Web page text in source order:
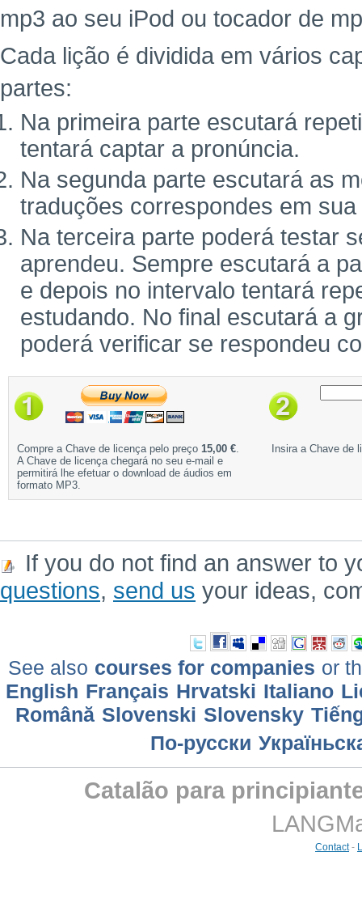
mp3 ao seu iPod ou tocador de
Cada lição é dividida em vários
partes:
Na primeira parte escutará
tentará captar a pronúncia.
Na segunda parte escutará as
traduções correspondes em
Na terceira parte poderá testar
aprendeu. Sempre escutará a
e depois no intervalo tentará
estudando. No final escutará a
poderá verificar se respondeu
Compre a Chave de licença pelo preço 15,00 €.
A Chave de licença chegará no seu e-mail e
permitirá lhe efetuar o download de áudios em
formato MP3.
Insira a Chave de
If you do not find an answer to
questions, send us your ideas,
See also courses for companies or
English Français Hrvatski Italiano
Română Slovenski Slovensky
По-русски
Catalão para
Contact-